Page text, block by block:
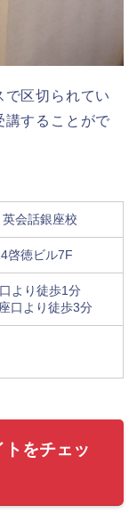
で区切られてい
講することがで
会話銀座校
啓徳ビル7F
より徒歩1分
口より徒歩3分
をチェッ